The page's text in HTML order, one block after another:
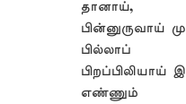
தானாய்,
பின்னுருவாய்
பில்லாப்
எண்ணும்